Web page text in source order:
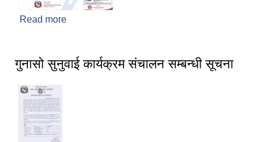
Read more
गुनासो सुनुवाई कार्यक्रम संचालन सम्बन्धी सूचना